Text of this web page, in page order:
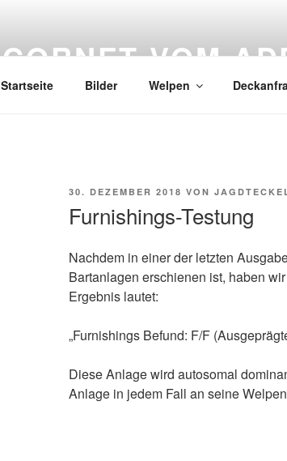
CORNET VOM
Startseite Bilder Welpen
VERÖFFENTLICHT
30. DEZEMBER 2018 VON
Furnishings-Testung
Nachdem in einer der letzten
Bartanlagen erschienen ist, haben
Ergebnis lautet:
„Furnishings Befund: F/F
Diese Anlage wird autosomal
Anlage in jedem Fall an seine